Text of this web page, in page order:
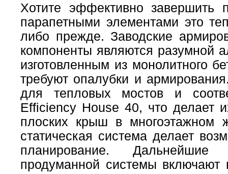
Хотите эффективно
парапетными элементами это
либо прежде. Заводские
компоненты являются разумной
изготовленным из монолитного
требуют опалубки и
для тепловых мостов и
Efficiency House 40, что делает
плоских крыш в многоэтажном
статическая система делает
планирование.
продуманной системы